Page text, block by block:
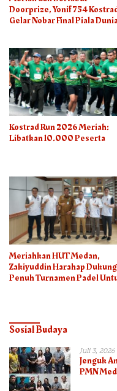
Doorprize, Yonif 754
Gelar Nobar Final Piala
Kostrad Run 2026 Meriah:
Libatkan 10.000 Peserta
Meriahkan HUT Medan,
Zakiyuddin Harahap Dukung
Penuh Turnamen Padel
Sosial Budaya
Juli 3, 2026
Jenguk
PMN